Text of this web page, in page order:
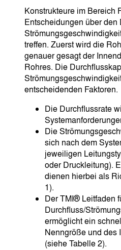
Konstrukteure im Bereich
Entscheidungen über den
treffen. Zuerst wird die
genauer gesagt der
Rohres. Die
entscheidenden Faktoren.
Die Durchflussrate
Die
sich nach dem
jeweiligen
oder Druckleitung).
dienen hierbei als
1).
Der TMI® Leitfaden
Durchfluss/
ermöglicht ein
Nenngröße und des
(siehe Tabelle 2).